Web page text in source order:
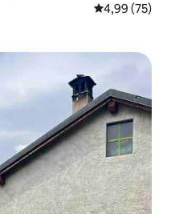
Note
4,99 (75)
les plus aimés